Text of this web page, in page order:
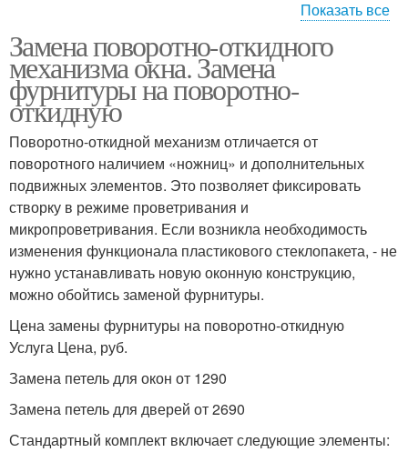
Откидное окно Подвесная створка
Оконные створки
Показать все
Замена поворотно-откидного
механизма окна. Замена
фурнитуры на поворотно-
откидную
Поворотно-откидной механизм отличается от
поворотного наличием «ножниц» и дополнительных
подвижных элементов. Это позволяет фиксировать
створку в режиме проветривания и
микропроветривания. Если возникла необходимость
изменения функционала пластикового стеклопакета, - не
нужно устанавливать новую оконную конструкцию,
можно обойтись заменой фурнитуры.
Цена замены фурнитуры на поворотно-откидную
Услуга Цена, руб.
Замена петель для окон от 1290
Замена петель для дверей от 2690
Стандартный комплект включает следующие элементы: